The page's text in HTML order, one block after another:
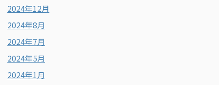
2024年12月
2024年8月
2024年7月
2024年5月
2024年1月